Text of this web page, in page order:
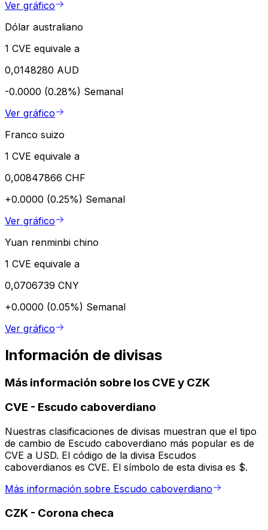
Ver gráfico
Dólar australiano
1 CVE equivale a
0,0148280 AUD
-0.0000 (0.28%) Semanal
Ver gráfico
Franco suizo
1 CVE equivale a
0,00847866 CHF
+0.0000 (0.25%) Semanal
Ver gráfico
Yuan renminbi chino
1 CVE equivale a
0,0706739 CNY
+0.0000 (0.05%) Semanal
Ver gráfico
Información de divisas
Más información sobre los CVE y CZK
CVE - Escudo caboverdiano
Nuestras clasificaciones de divisas muestran que el tipo
de cambio de Escudo caboverdiano más popular es de
CVE a USD. El código de la divisa Escudos
caboverdianos es CVE. El símbolo de esta divisa es $.
Más información sobre Escudo caboverdiano
CZK - Corona checa